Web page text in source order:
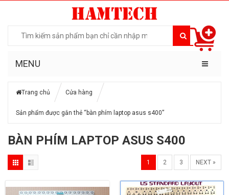
MENU
Trang chủ Cửa hàng
Sản phẩm được gắn thẻ “bàn phím laptop asus s400”
BÀN PHÍM LAPTOP ASUS S400
1 2 3 NEXT »